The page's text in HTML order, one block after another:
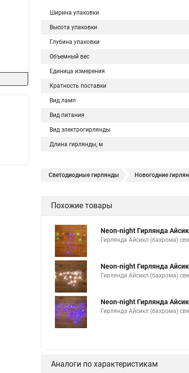
Ширина упаковки
Высота упаковки
Глубина упаковки
Объемный вес
Единица измерения
Кратность поставки
Вид ламп
Вид питания
Вид электрогирлянды
Длина гирлянды, м
Светодиодные гирлянды Новогодние
Похожие товары
Neon-night Гирлянда
Гирлянда Айсикл (бахрома)
Neon-night Гирлянда
Гирлянда Айсикл (бахрома)
Neon-night Гирлянда
Гирлянда Айсикл (бахрома)
Аналоги по характеристикам